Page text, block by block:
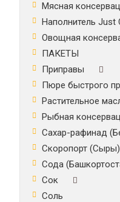
Мясная
Наполнитель Just
Овощная
ПАКЕТЫ
Приправы
Пюре быстрого
Растительное
Рыбная
Сахар-рафинад
Скоропорт (Сыры)
Сода
Сок
Соль